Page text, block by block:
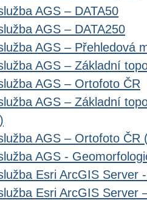
AGS – DATA50
AGS – DATA250
AGS – Přehledová
AGS – Základní
AGS – Ortofoto ČR
AGS – Základní
AGS – Ortofoto ČR
AGS -
Esri ArcGIS Server
Esri ArcGIS Server